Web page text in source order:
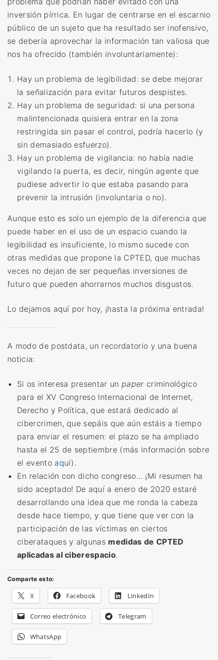
inversión pírrica. En lugar de centrarse en el escarnio
público de un sujeto que ha resultado ser inofensivo,
se debería aprovechar la información tan valiosa que
nos ha ofrecido (también involuntariamente):
Hay un problema de legibilidad: se debe mejorar
la señalización para evitar futuros despistes.
Hay un problema de seguridad: si una persona
malintencionada quisiera entrar en la zona
restringida sin pasar el control, podría hacerlo (y
sin demasiado esfuerzo).
Hay un problema de vigilancia: no había nadie
vigilando la puerta, es decir, ningún agente que
pudiese advertir lo que estaba pasando para
prevenir la intrusión (involuntaria o no).
Aunque esto es solo un ejemplo de la diferencia que
puede haber en el uso de un espacio cuando la
legibilidad es insuficiente, lo mismo sucede con
otras medidas que propone la CPTED, que muchas
veces no dejan de ser pequeñas inversiones de
futuro que pueden ahorrarnos muchos disgustos.
Lo dejamos aquí por hoy, ¡hasta la próxima entrada!
A modo de postdata, un recordatorio y una buena
noticia:
Si os interesa presentar un paper criminológico
para el XV Congreso Internacional de Internet,
Derecho y Política, que estará dedicado al
cibercrimen, que sepáis que aún estáis a tiempo
para enviar el resumen: el plazo se ha ampliado
hasta el 25 de septiembre (más información sobre
el evento aquí).
En relación con dicho congreso… ¡Mi resumen ha
sido aceptado! De aquí a enero de 2020 estaré
desarrollando una idea que me ronda la cabeza
desde hace tiempo, y que tiene que ver con la
participación de las víctimas en ciertos
ciberataques y algunas medidas de CPTED
aplicadas al ciberespacio.
Comparte esto:
X Facebook LinkedIn
Correo electrónico Telegram
WhatsApp